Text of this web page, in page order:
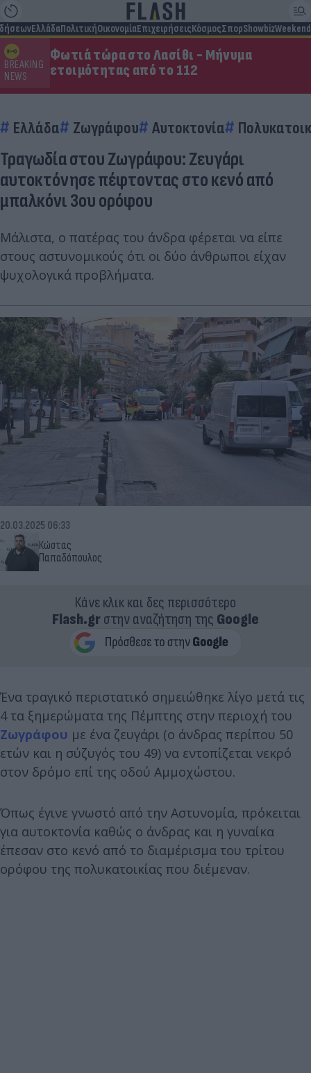
ΕλλάδαΠολιτικήΟικονομίαΕπιχειρήσειςΚόσμοςΣπορShowbizWeekend
BREAKING
NEWS
Φωτιά τώρα στο Λασίθι - Μήνυμα
ετοιμότητας από το 112
Ελλάδα Ζωγράφου Αυτοκτονία
Τραγωδία στου Ζωγράφου: Ζευγάρι
αυτοκτόνησε πέφτοντας στο κενό από
μπαλκόνι 3ου ορόφου
Μάλιστα, ο πατέρας του άνδρα φέρεται να είπε
στους αστυνομικούς ότι οι δύο άνθρωποι είχαν
ψυχολογικά προβλήματα.
Κώστας
Παπαδόπουλος
20.03.2025 06:33
Κάνε κλικ και δες περισσότερο
Flash.grστην αναζήτηση της Google
Ένα τραγικό περιστατικό σημειώθηκε λίγο μετά τις
4 τα ξημερώματα της Πέμπτης στην περιοχή του
Ζωγράφου με ένα ζευγάρι (ο άνδρας περίπου 50
ετών και η σύζυγός του 49) να εντοπίζεται νεκρό
στον δρόμο επί της οδού Αμμοχώστου.
Όπως έγινε γνωστό από την Αστυνομία, πρόκειται
για αυτοκτονία καθώς ο άνδρας και η γυναίκα
έπεσαν στο κενό από το διαμέρισμα του τρίτου
ορόφου της πολυκατοικίας που διέμεναν.